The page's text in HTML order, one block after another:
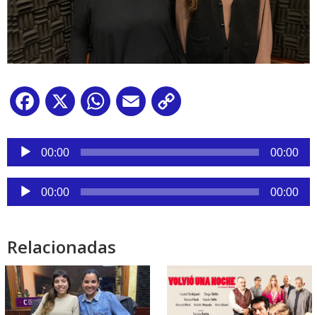
Facebook
X WhatsApp
Email
Reproductor
audio
00:00 00:00
Reproductor
de
00:00 00:00
Relacionadas